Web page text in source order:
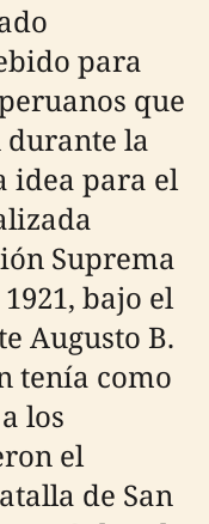
para
que
la
idea para el
Suprema
bajo el
Augusto B.
tenía como
los
el
de San